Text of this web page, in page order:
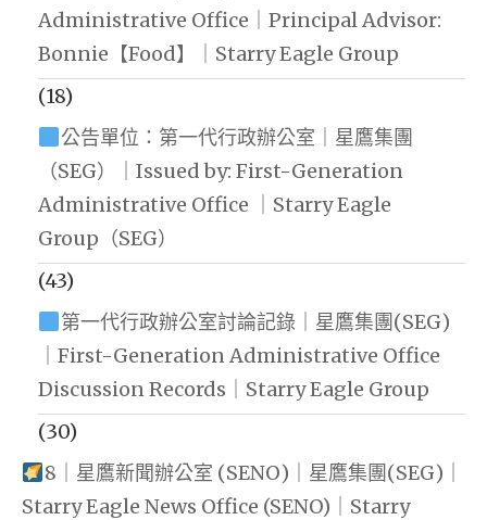
Administrative Office｜Principal Advisor:
Bonnie【Food】｜Starry Eagle Group
(18)
公告單位：第一代行政辦公室｜星鷹集團
（SEG）｜Issued by: First-Generation
Administrative Office ｜Starry Eagle
Group（SEG）
(43)
第一代行政辦公室討論記錄｜星鷹集團(SEG)
｜First-Generation Administrative Office
Discussion Records｜Starry Eagle Group
(30)
8｜星鷹新聞辦公室 (SENO)｜星鷹集團(SEG)｜
Starry Eagle News Office (SENO)｜Starry